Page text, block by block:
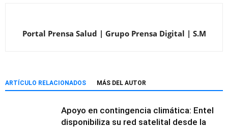
Portal Prensa Salud | Grupo Prensa Digital | S.M
ARTÍCULO RELACIONADOS MÁS DEL AUTOR
Apoyo en contingencia climática: Entel
disponibiliza su red satelital desde la